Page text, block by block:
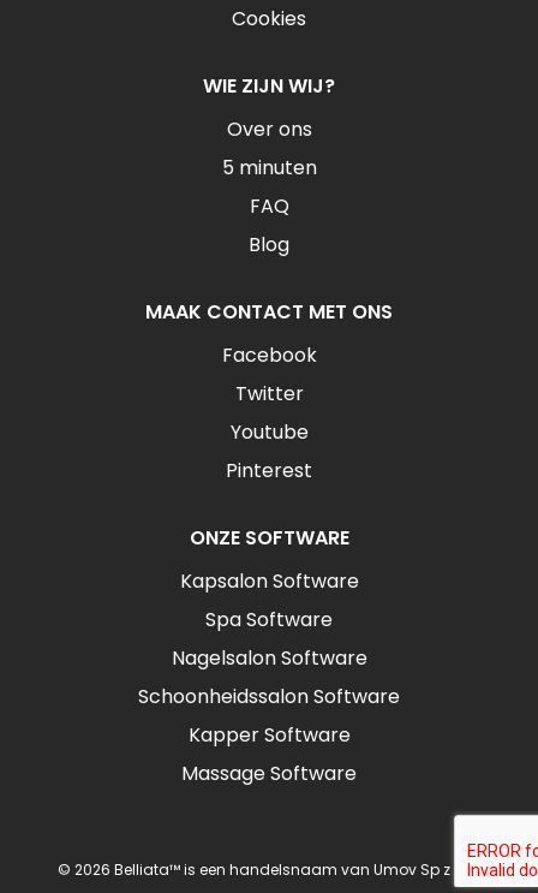
Cookies
WIE ZIJN WIJ?
Over ons
5 minuten
FAQ
Blog
MAAK CONTACT MET ONS
Facebook
Twitter
Youtube
Pinterest
ONZE SOFTWARE
Kapsalon Software
Spa Software
Nagelsalon Software
Schoonheidssalon Software
Kapper Software
Massage Software
© 2026 Belliata™ is een handelsnaam van Umov Sp z o.o.